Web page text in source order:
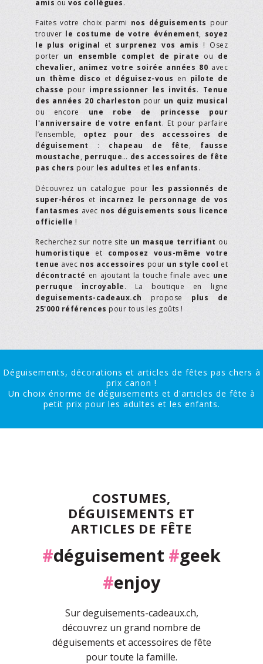
amis ou vos collègues.
Faites votre choix parmi nos déguisements pour
trouver le costume de votre événement, soyez
le plus original et surprenez vos amis ! Osez
porter un ensemble complet de pirate ou de
chevalier, animez votre soirée années 80 avec
un thème disco et déguisez-vous en pilote de
chasse pour impressionner les invités. Tenue
des années 20 charleston pour un quiz musical
ou encore une robe de princesse pour
l'anniversaire de votre enfant. Et pour parfaire
l’ensemble, optez pour des accessoires de
déguisement : chapeau de fête, fausse
moustache, perruque… des accessoires de fête
pas chers pour les adultes et les enfants.
Découvrez un catalogue pour les passionnés de
super-héros et incarnez le personnage de vos
fantasmes avec nos déguisements sous licence
officielle !
Recherchez sur notre site un masque terrifiant ou
humoristique et composez vous-même votre
tenue avec nos accessoires pour un style cool et
décontracté en ajoutant la touche finale avec une
perruque incroyable. La boutique en ligne
deguisements-cadeaux.ch propose plus de
25'000 références pour tous les goûts !
Déguisements, décorations et articles de fêtes pas chers à
prix canon !
Un choix énorme de déguisements et d'articles de fête à
petit prix pour les adultes et les enfants.
COSTUMES,
DÉGUISEMENTS ET
ARTICLES DE FÊTE
#déguisement #geek
#enjoy
Sur deguisements-cadeaux.ch,
découvrez un grand nombre de
déguisements et accessoires de fête
pour toute la famille.